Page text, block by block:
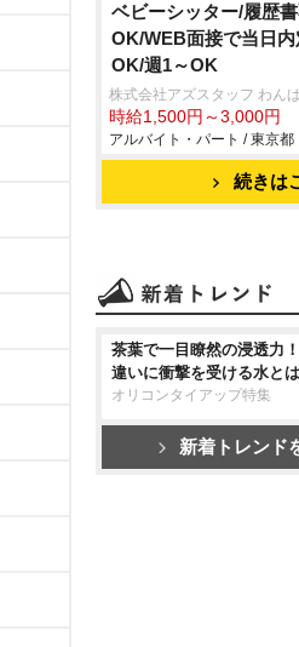
ベビーシッター/履歴
OK/WEB面接で当日
OK/週1～OK
株式会社アズスタッフ わん
時給1,500円～3,000円
アルバイト・パート / 東京都
続きは
茶葉で一目瞭然の浸透力
違いに衝撃を受ける水とは
オリコンタイアップ特集
新着トレンド